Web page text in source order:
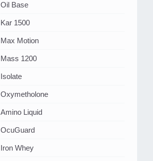
Oil Base
Kar 1500
Max Motion
Mass 1200
Isolate
Oxymetholone
Amino Liquid
OcuGuard
Iron Whey